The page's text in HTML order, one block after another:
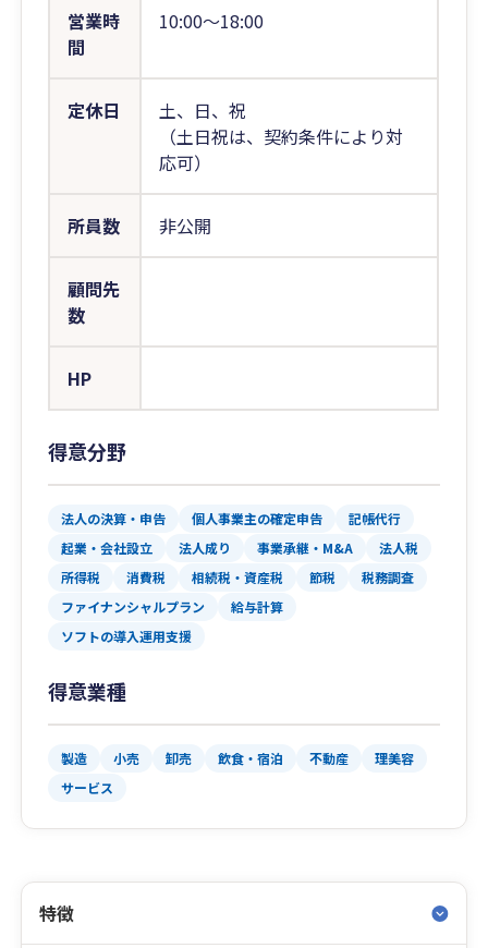
営業時
間
10:00〜18:00
定休日
土、日、祝
（土日祝は、契約条件により対
応可）
所員数 非公開
顧問先
数
HP
得意分野
法人の決算・申告 個人事業主の確定申告
記帳代行
起業・会社設立
法人成り 事業承継・M&A
法人税
所得税
消費税 相続税・資産税 節税
税務調査
ファイナンシャルプラン
給与計算
ソフトの導入運用支援
得意業種
製造 小売 卸売 飲食・宿泊 不動産
理美容
サービス
特徴